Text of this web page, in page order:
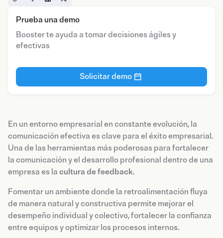
Prueba una demo
Booster te ayuda a tomar decisiones ágiles y
efectivas
Solicitar demo
En un entorno empresarial en constante evolución, la
comunicación efectiva es clave para el éxito empresarial.
Una de las herramientas más poderosas para fortalecer
la comunicación y el desarrollo profesional dentro de una
empresa es la cultura de feedback.
Fomentar un ambiente donde la retroalimentación fluya
de manera natural y constructiva permite mejorar el
desempeño individual y colectivo, fortalecer la confianza
entre equipos y optimizar los procesos internos.